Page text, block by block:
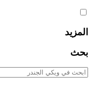
المزيد
بحث